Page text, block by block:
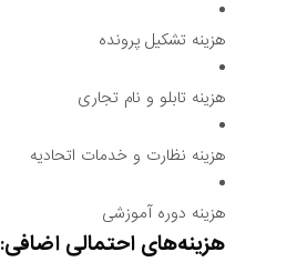
هزینه تشکیل پرونده
هزینه تابلو و نام تجاری
هزینه نظارت و خدمات اتحادیه
هزینه دوره آموزشی
هزینه‌های احتمالی اضافی: